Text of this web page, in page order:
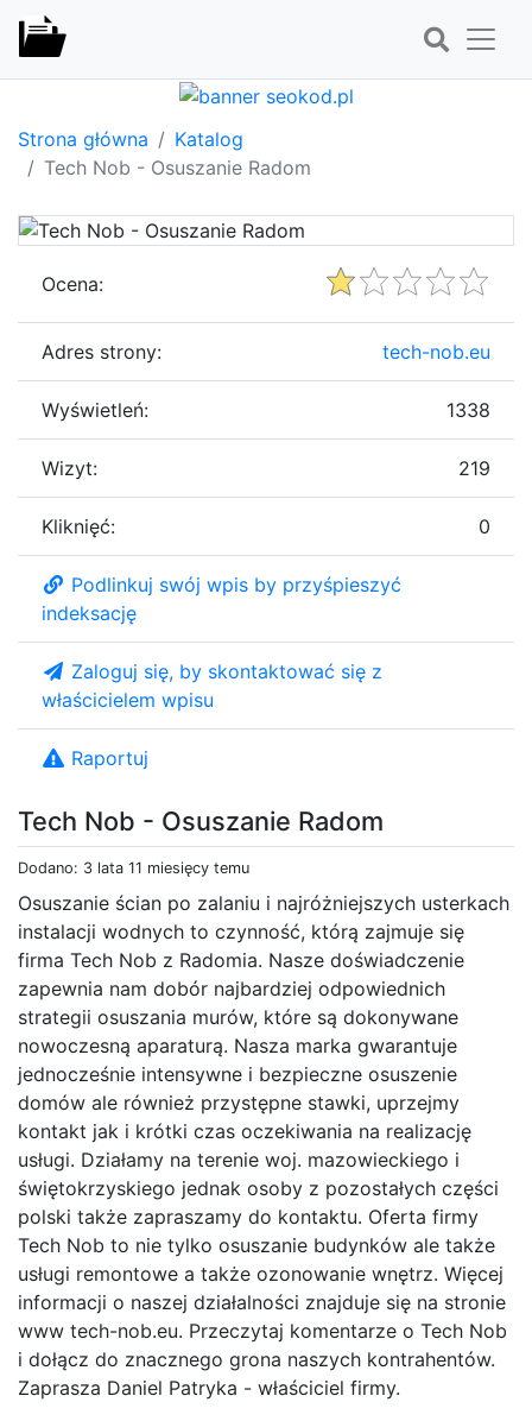
Strona główna
Katalog
Tech Nob - Osuszanie Radom
Tech Nob - Osuszanie Radom
Dodano: 3 lata 11 miesięcy temu
Osuszanie ścian po zalaniu i najróżniejszych usterkach
instalacji wodnych to czynność, którą zajmuje się
firma Tech Nob z Radomia. Nasze doświadczenie
zapewnia nam dobór najbardziej odpowiednich
strategii osuszania murów, które są dokonywane
nowoczesną aparaturą. Nasza marka gwarantuje
jednocześnie intensywne i bezpieczne osuszenie
domów ale również przystępne stawki, uprzejmy
kontakt jak i krótki czas oczekiwania na realizację
usługi. Działamy na terenie woj. mazowieckiego i
świętokrzyskiego jednak osoby z pozostałych części
polski także zapraszamy do kontaktu. Oferta firmy
Tech Nob to nie tylko osuszanie budynków ale także
usługi remontowe a także ozonowanie wnętrz. Więcej
informacji o naszej działalności znajduje się na stronie
www tech-nob.eu. Przeczytaj komentarze o Tech Nob
i dołącz do znacznego grona naszych kontrahentów.
Zaprasza Daniel Patryka - właściciel firmy.
Ocena:
Adres strony: tech-nob.eu
Wyświetleń: 1338
Wizyt: 219
Kliknięć: 0
Podlinkuj swój wpis by przyśpieszyć
indeksację
Zaloguj się, by skontaktować się z
właścicielem wpisu
Raportuj